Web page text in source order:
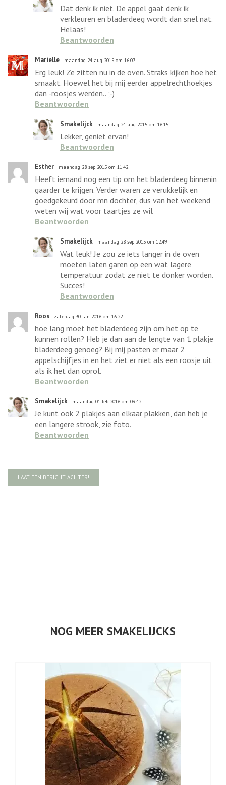
Dat denk ik niet. De appel gaat denk ik
verkleuren en bladerdeeg wordt dan snel nat.
Helaas!
Beantwoorden
Marielle maandag 24 aug 2015 om 16:07
Erg leuk! Ze zitten nu in de oven. Straks kijken hoe het
smaakt. Hoewel het bij mij eerder appelrechthoekjes
dan -roosjes werden.. ;-)
Beantwoorden
Smakelijck maandag 24 aug 2015 om 16:15
Lekker, geniet ervan!
Beantwoorden
Esther maandag 28 sep 2015 om 11:42
Heeft iemand nog een tip om het bladerdeeg binnenin
gaarder te krijgen. Verder waren ze verukkelijk en
goedgekeurd door mn dochter, dus van het weekend
weten wij wat voor taartjes ze wil
Beantwoorden
Smakelijck maandag 28 sep 2015 om 12:49
Wat leuk! Je zou ze iets langer in de oven
moeten laten garen op een wat lagere
temperatuur zodat ze niet te donker worden.
Succes!
Beantwoorden
Roos zaterdag 30 jan 2016 om 16:22
hoe lang moet het bladerdeeg zijn om het op te
kunnen rollen? Heb je dan aan de lengte van 1 plakje
bladerdeeg genoeg? Bij mij pasten er maar 2
appelschijfjes in en het ziet er niet als een roosje uit
als ik het dan oprol.
Beantwoorden
Smakelijck maandag 01 feb 2016 om 09:42
Je kunt ook 2 plakjes aan elkaar plakken, dan heb je
een langere strook, zie foto.
Beantwoorden
LAAT EEN BERICHT ACHTER!
NOG MEER SMAKELIJCKS